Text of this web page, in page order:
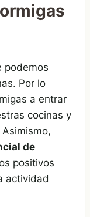
podemos
Por lo
a entrar
cocinas y
de
positivos
actividad